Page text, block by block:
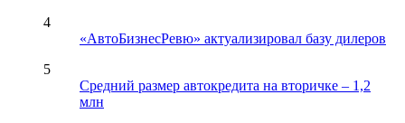
4
«АвтоБизнесРевю» актуализировал базу дилеров
5
Средний размер автокредита на вторичке – 1,2
млн